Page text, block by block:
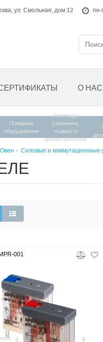
ул. Смольная, дом 12 пн-
О НАС
Пожарное
оборудование
Лестницы,
стремянки,
подмости
диэлектрические
Силовые и коммутационные
001